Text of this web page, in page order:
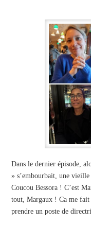
Dans le dernier épisode,
» s’embourbait, une vieille
Coucou Bessora ! C’est
tout, Margaux ! Ca me fait
prendre un poste de